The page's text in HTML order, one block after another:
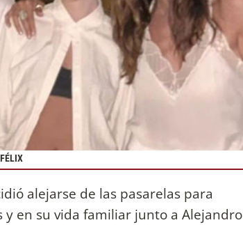
alejarse de las pasarelas para
y en su vida familiar junto a Alejandro